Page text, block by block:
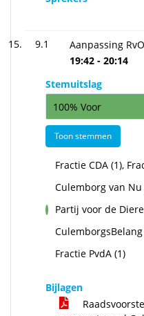
9.1
Aanpassing RvO
19:42 - 20:14
Stemuitslag
100% Voor
Toon stemmen
voor
Fractie CDA (1),
Culemborg van Nu
Partij voor de
CulemborgsBelang
Fractie PvdA (1)
Bijlagen